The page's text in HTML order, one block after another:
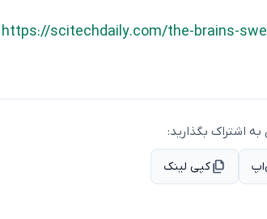
https://scitechdaily.com/the-brains-
به اشتراک بگذارید:
کپی لینک